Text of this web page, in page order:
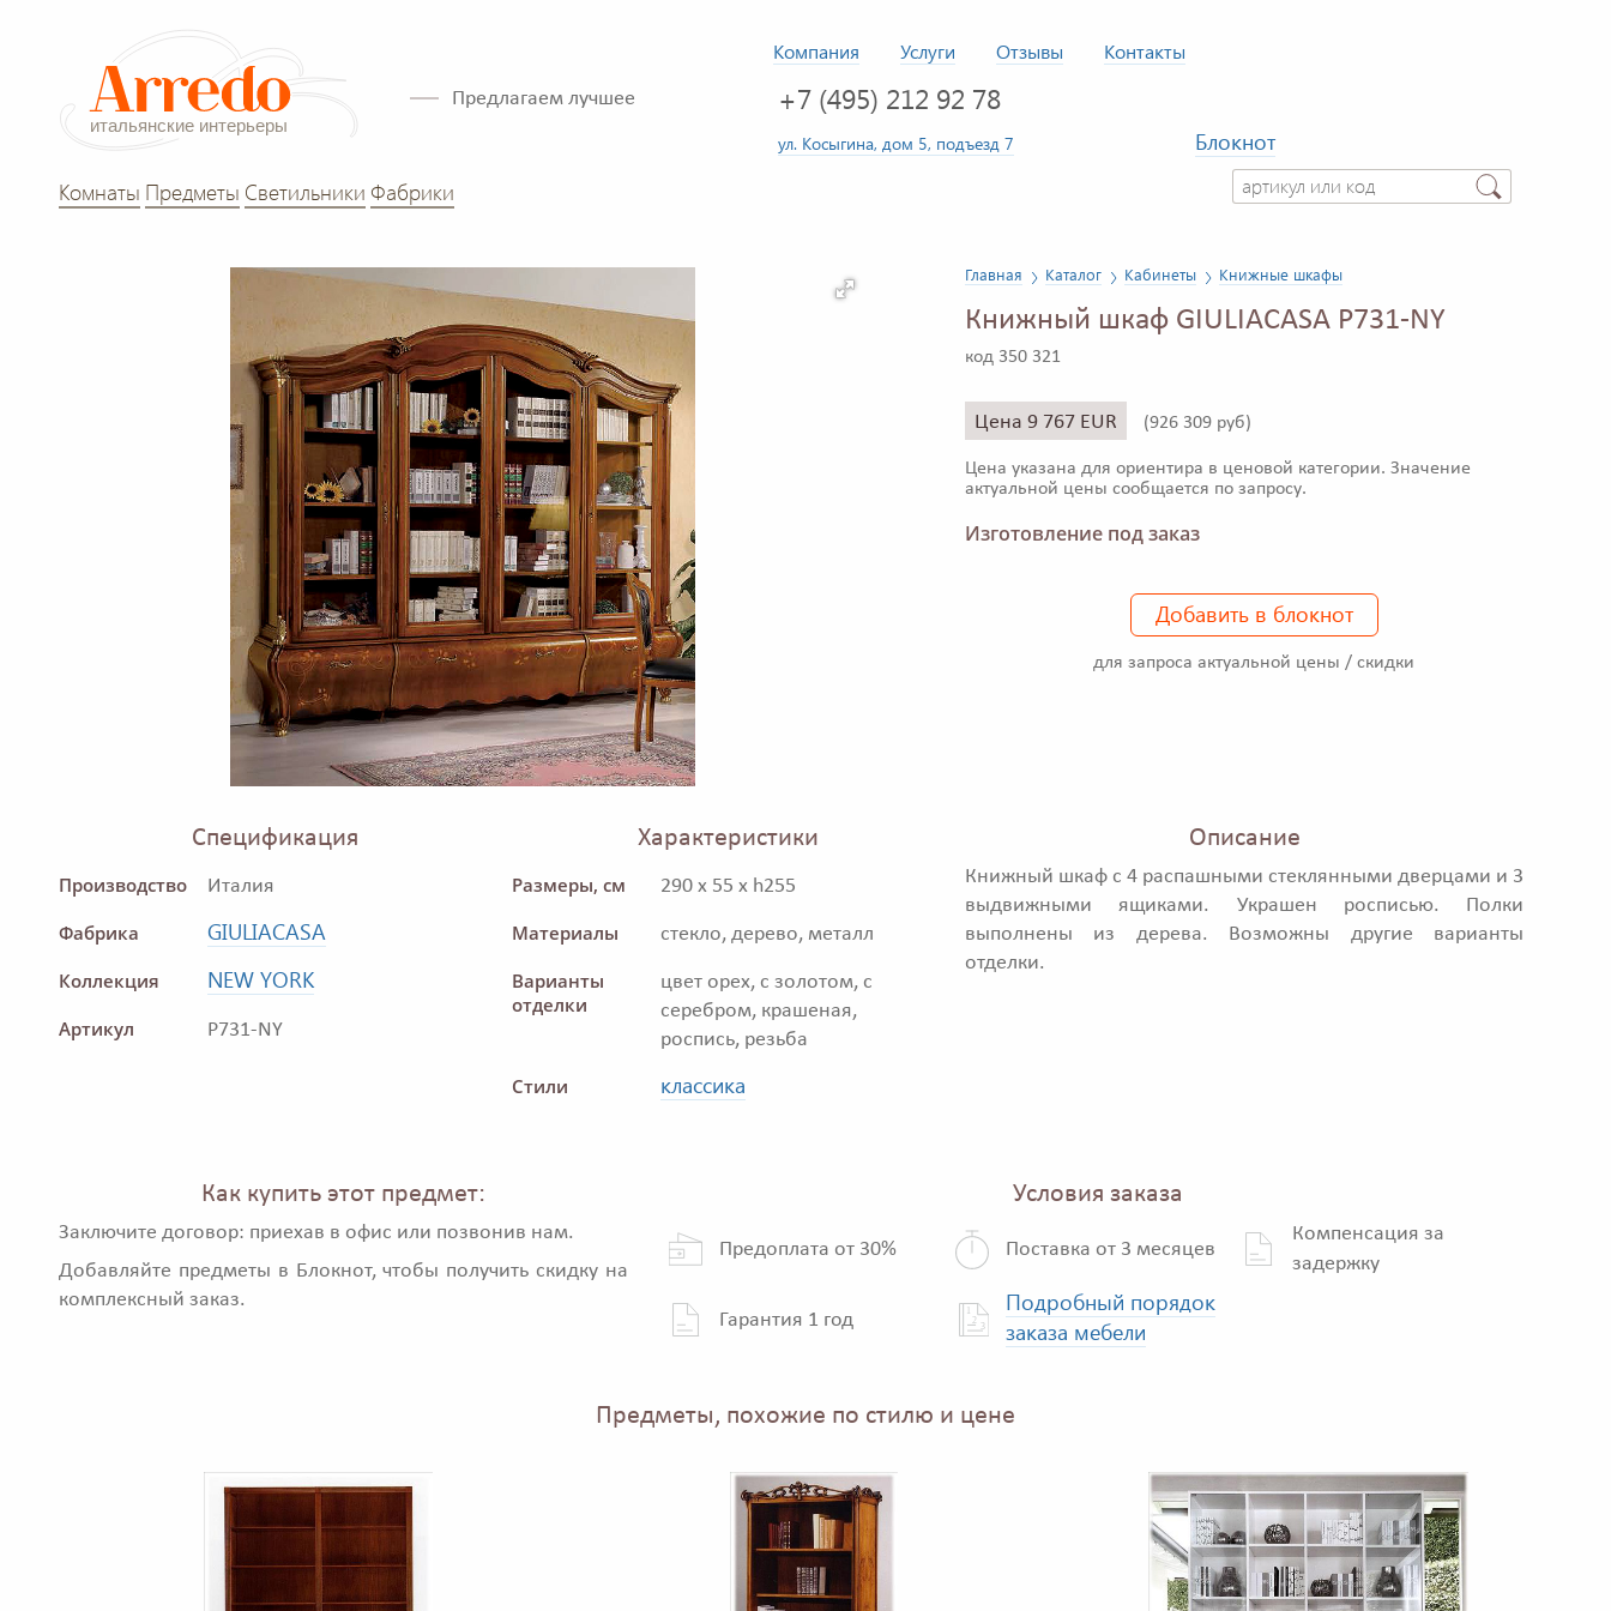
Компания Услуги Отзывы Контакты
Предлагаем лучшее +7 (495) 212 92 78
ул. Косыгина, дом 5, подъезд 7
Блокнот
Комнаты Предметы Светильники Фабрики
Главная Каталог Кабинеты Книжные шкафы
Книжный шкаф GIULIACASA P731-NY
код 350 321
Цена 9 767 EUR (926 309 руб)
Цена указана для ориентира в ценовой категории. Значение
актуальной цены сообщается по запросу.
Изготовление под заказ
Добавить в блокнот
для запроса актуальной цены / скидки
Спецификация
Производство Италия
Фабрика GIULIACASA
Коллекция NEW YORK
Артикул P731-NY
Характеристики
Размеры, см 290 x 55 x h255
Материалы стекло, дерево, металл
Варианты
отделки
цвет орех, с золотом, с
серебром, крашеная,
роспись, резьба
Стили классика
Описание
Книжный шкаф с 4 распашными стеклянными дверцами и 3
выдвижными ящиками. Украшен росписью. Полки
выполнены из дерева. Возможны другие варианты
отделки.
Как купить этот предмет:
Заключите договор: приехав в офис или позвонив нам.
Добавляйте предметы в Блокнот, чтобы получить скидку на
комплексный заказ.
Условия заказа
Предоплата от 30% Поставка от 3 месяцев
Компенсация за
задержку
Гарантия 1 год
Подробный порядок
заказа мебели
Предметы, похожие по стилю и цене